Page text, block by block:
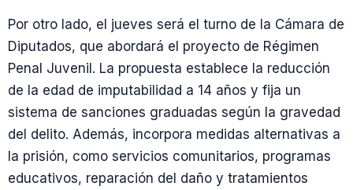
Por otro lado, el jueves será el turno de la Cámara de
Diputados, que abordará el proyecto de Régimen
Penal Juvenil. La propuesta establece la reducción
de la edad de imputabilidad a 14 años y fija un
sistema de sanciones graduadas según la gravedad
del delito. Además, incorpora medidas alternativas a
la prisión, como servicios comunitarios, programas
educativos, reparación del daño y tratamientos